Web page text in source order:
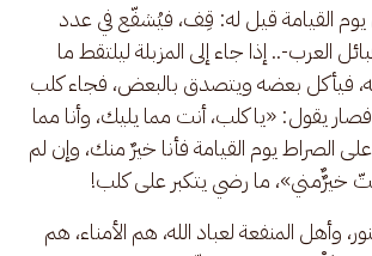
يوم القيامة قيل له: قِف، فيُشفّع في عدد
العرب-.. إذا جاء إلى المزبلة ليلتقط ما
فيأكل بعضه ويتصدق بالبعض، فجاء كلب
يقول: «يا كلب، أنت مما يليك، وأنا مما
الصراط يوم القيامة فأنا خيرٌ منك، وإن لم
خيرٌٌمني»، ما رضي يتكبر على كلب!
وأهل المنفعة لعباد الله، هم الأمناء، هم